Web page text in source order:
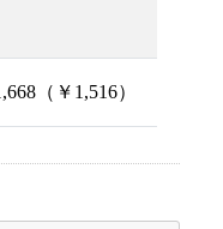
（￥1,516）